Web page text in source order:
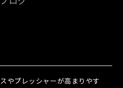
やプレッシャーが高まりやす